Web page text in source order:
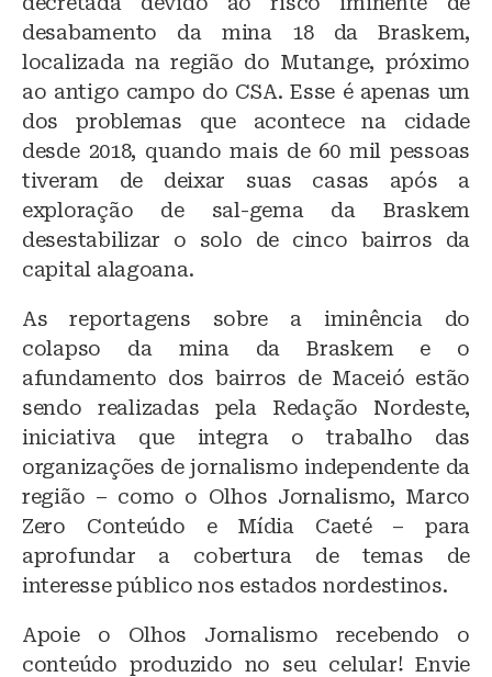
desabamento da mina 18 da Braskem,
localizada na região do Mutange, próximo
ao antigo campo do CSA. Esse é apenas um
dos problemas que acontece na cidade
desde 2018, quando mais de 60 mil pessoas
tiveram de deixar suas casas após a
exploração de sal-gema da Braskem
desestabilizar o solo de cinco bairros da
capital alagoana.
As reportagens sobre a iminência do
colapso da mina da Braskem e o
afundamento dos bairros de Maceió estão
sendo realizadas pela Redação Nordeste,
iniciativa que integra o trabalho das
organizações de jornalismo independente da
região – como o Olhos Jornalismo, Marco
Zero Conteúdo e Mídia Caeté – para
aprofundar a cobertura de temas de
interesse público nos estados nordestinos.
Apoie o Olhos Jornalismo recebendo o
conteúdo produzido no seu celular! Envie